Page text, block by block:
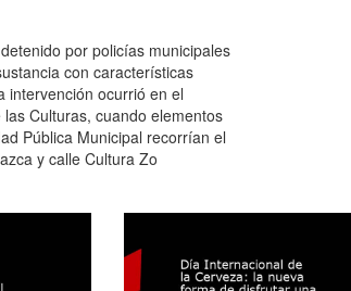
por policías municipales
con características
intervención ocurrió en el
Culturas, cuando elementos
Pública Municipal recorrían el
y calle Cultura Zo